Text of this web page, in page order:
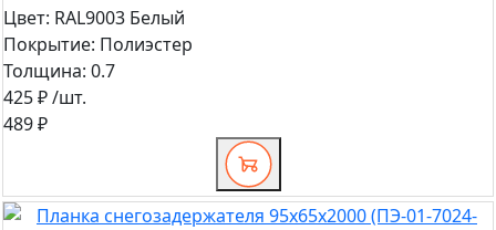
Цвет: RAL9003 Белый
Покрытие: Полиэстер
Толщина: 0.7
425 ₽/шт.
489 ₽